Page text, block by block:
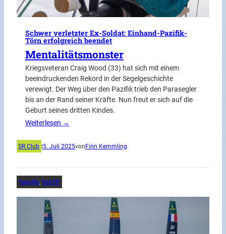
Schwer verletzter Ex-Soldat: Einhand-Pazifik-
Törn erfolgreich beendet
Mentalitätsmonster
Kriegsveteran Craig Wood (33) hat sich mit einem
beeindruckenden Rekord in der Segelgeschichte
verewigt. Der Weg über den Pazifik trieb den Parasegler
bis an der Rand seiner Kräfte. Nun freut er sich auf die
Geburt seines dritten Kindes.
Weiterlesen →
SR Club |5. Juli 2025vonFinn Kemmling
Regatta, SailGP